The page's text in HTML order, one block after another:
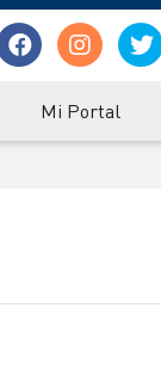
Mi Portal